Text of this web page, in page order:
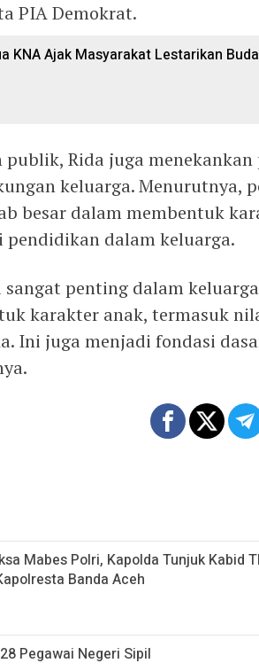
PIA Demokrat.
KNA Ajak Masyarakat Lestarikan
publik, Rida juga
keluarga. Menurutnya,
besar dalam membentuk
pendidikan dalam keluarga.
sangat penting dalam
karakter anak, termasuk
Ini juga menjadi fondasi
Mabes Polri, Kapolda Tunjuk Kabid
Banda Aceh
Pegawai Negeri Sipil